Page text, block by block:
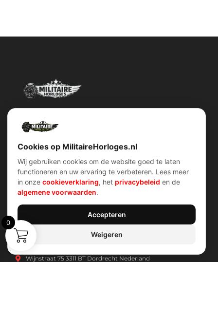
Militairehorloges.nl is de exclusieve importeur en distributeur van
Snel menu
Home
Over ons
Account
klantenservice
Cookiebeleid
Wijnstraat 75 3311 BT Dordrecht Nederland
Cookies op MilitaireHorloges.nl
Wij gebruiken cookies om de website goed te laten
functioneren en uw ervaring te verbeteren. Lees meer
in onze cookieverklaring, het privacybeleid en de
algemene voorwaarden.
Accepteren
Weigeren
0